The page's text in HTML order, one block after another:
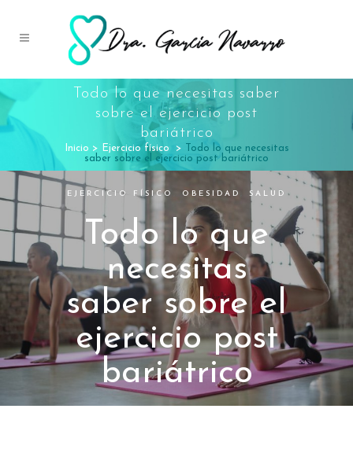
Todo lo que necesitas saber
sobre el ejercicio post
bariátrico
Inicio > Ejercicio físico >
Todo lo que necesitas
saber sobre el ejercicio post bariátrico
EJERCICIO FÍSICO OBESIDAD SALUD
Todo lo que
necesitas
saber sobre el
ejercicio post
bariátrico